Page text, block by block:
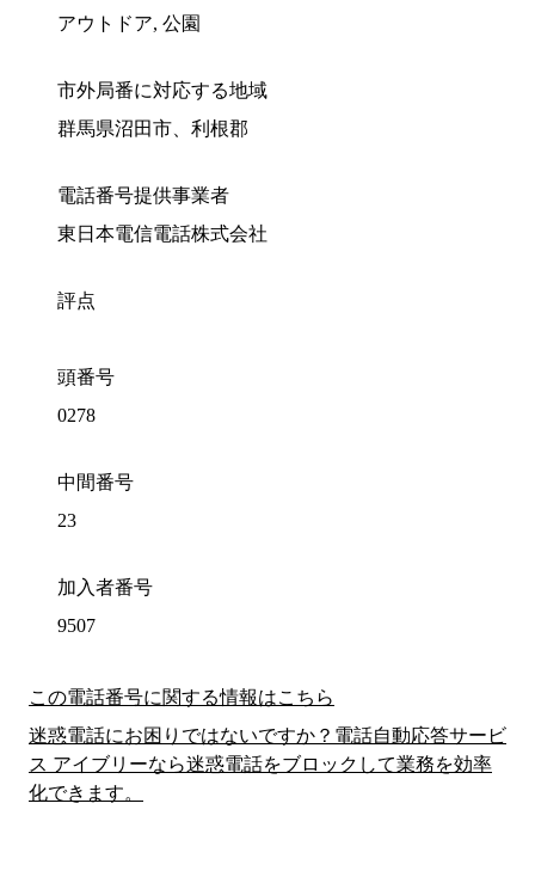
アウトドア, 公園
市外局番に対応する地域
群馬県沼田市、利根郡
電話番号提供事業者
東日本電信電話株式会社
評点
頭番号
0278
中間番号
23
加入者番号
9507
この電話番号に関する情報はこちら
迷惑電話にお困りではないですか？電話自動応答サービ
ス アイブリーなら迷惑電話をブロックして業務を効率
化できます。